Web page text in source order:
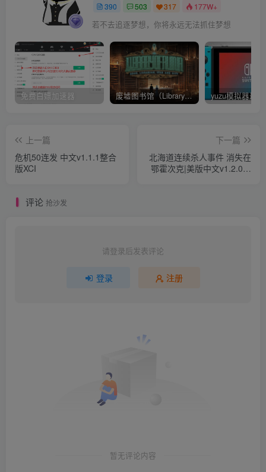
390 503 317 177W+
若不去追逐梦想，你将永远无法抓住梦想
免费白嫖加速器 废墟图书馆（Library Of Ruina）v1.1.0.6a13 官中 附yuzu模拟器 本体+1.0.3升补
上一篇
危机50连发 中文v1.1.1整合
版XCI
下一篇
北海道连续杀人事件 消失在
鄂霍次克|美版中文v1.2.0整
评论 抢沙发
请登录后发表评论
登录 注册
暂无评论内容